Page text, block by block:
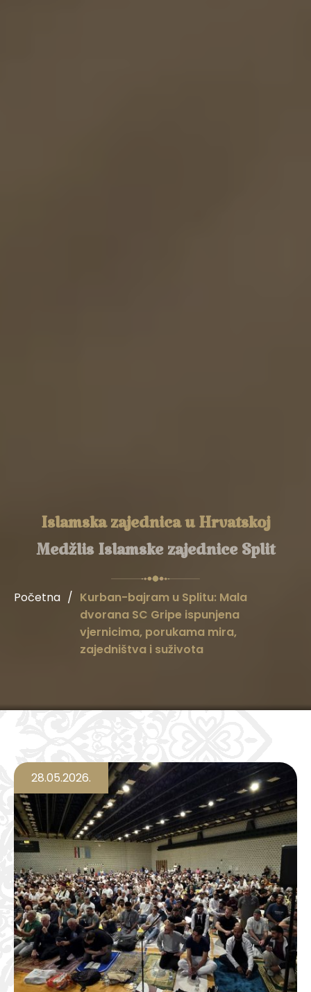
Islamska zajednica u Hrvatskoj
Medžlis Islamske zajednice Split
Početna / Kurban-bajram u Splitu: Mala
dvorana SC Gripe ispunjena
vjernicima, porukama mira,
zajedništva i suživota
28.05.2026.